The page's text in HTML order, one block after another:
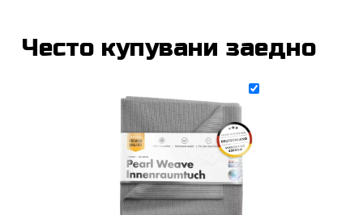
Често купувани заедно